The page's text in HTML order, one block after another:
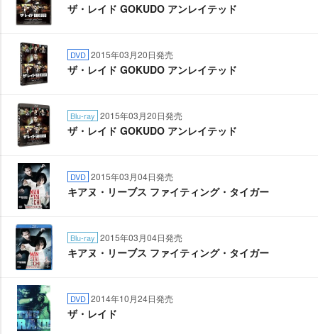
ザ・レイド GOKUDO アンレイテッド
DVD 2015年03月20日発売
ザ・レイド GOKUDO アンレイテッド
Blu-ray 2015年03月20日発売
ザ・レイド GOKUDO アンレイテッド
DVD 2015年03月04日発売
キアヌ・リーブス ファイティング・タイガー
Blu-ray 2015年03月04日発売
キアヌ・リーブス ファイティング・タイガー
DVD 2014年10月24日発売
ザ・レイド